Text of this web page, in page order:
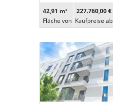
42,91 m²
Fläche von
227.760,00 €
Kaufpreise ab